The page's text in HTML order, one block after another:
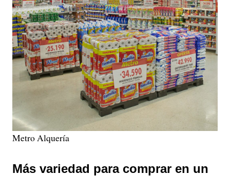
Metro Alquería
Más variedad para comprar en un